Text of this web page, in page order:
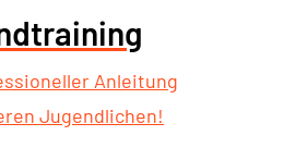
Anleitung
Jugendlichen!